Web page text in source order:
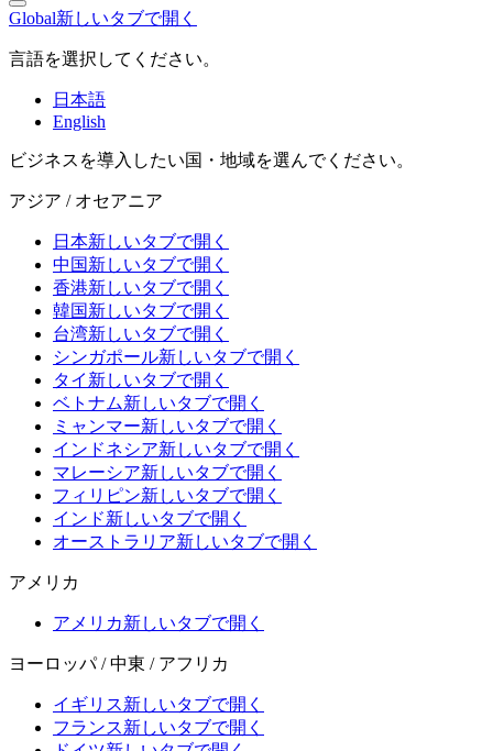
Global新しいタブで開く
言語を選択してください。
日本語
English
ビジネスを導入したい国・地域を選んでください。
アジア / オセアニア
日本新しいタブで開く
中国新しいタブで開く
香港新しいタブで開く
韓国新しいタブで開く
台湾新しいタブで開く
シンガポール新しいタブで開く
タイ 新しいタブで開く
ベトナム新しいタブで開く
ミャンマー新しいタブで開く
インドネシア新しいタブで開く
マレーシア新しいタブで開く
フィリピン新しいタブで開く
インド新しいタブで開く
オーストラリア新しいタブで開く
アメリカ
アメリカ新しいタブで開く
ヨーロッパ / 中東 / アフリカ
イギリス新しいタブで開く
フランス新しいタブで開く